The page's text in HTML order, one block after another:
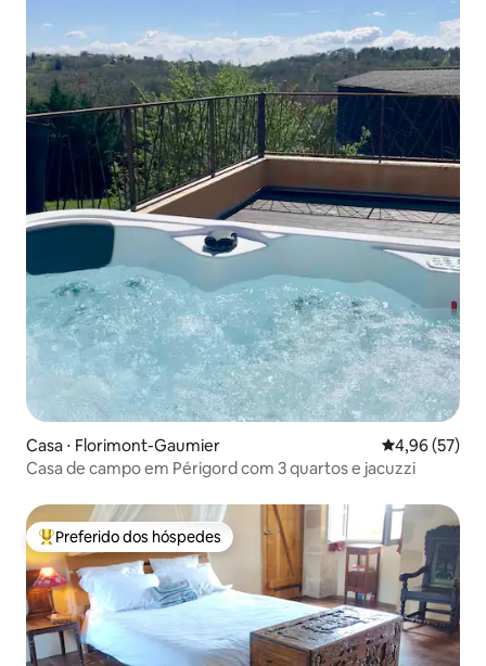
Casa ⋅ Florimont-Gaumier 4,96 de uma
4,96 (57)
Casa de campo em Périgord com 3 quartos e jacuzzi
Entre os melhores preferidos dos hóspedes
Preferido dos hóspedes